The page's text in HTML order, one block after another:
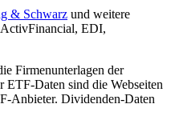
& Schwarz und weitere
EDI,
Firmenunterlagen der
Daten sind die Webseiten
Anbieter. Dividenden-Daten